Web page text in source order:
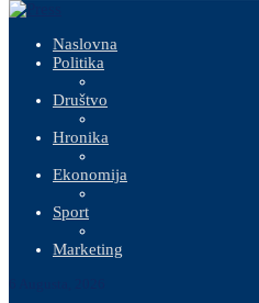
Naslovna
Politika
Društvo
Hronika
Ekonomija
Sport
Marketing